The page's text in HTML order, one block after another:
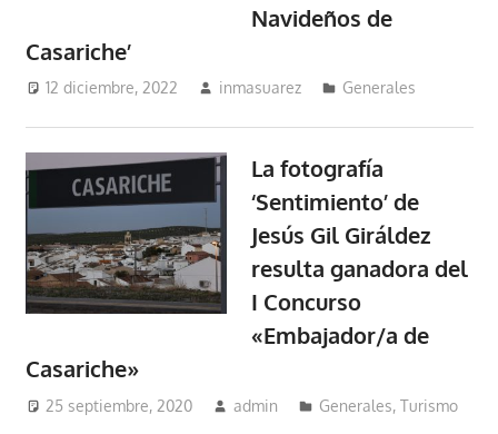
Navideños de
Casariche’
12 diciembre, 2022 inmasuarez Generales
La fotografía
‘Sentimiento’ de
Jesús Gil Giráldez
resulta ganadora del
I Concurso
«Embajador/a de
Casariche»
25 septiembre, 2020 admin Generales,Turismo